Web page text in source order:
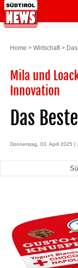
Home > Wirtschaft>
Mila und
Innovation
Das
Donnerstag, 03. April 2025 |